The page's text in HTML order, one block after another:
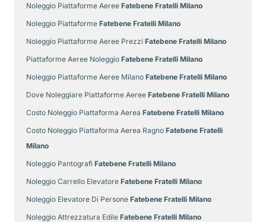
Noleggio Piattaforme Aeree Fatebene Fratelli Milano
Noleggio Piattaforme Fatebene Fratelli Milano
Noleggio Piattaforme Aeree Prezzi Fatebene Fratelli Milano
Piattaforme Aeree Noleggio Fatebene Fratelli Milano
Noleggio Piattaforme Aeree Milano Fatebene Fratelli Milano
Dove Noleggiare Piattaforme Aeree Fatebene Fratelli Milano
Costo Noleggio Piattaforma Aerea Fatebene Fratelli Milano
Costo Noleggio Piattaforma Aerea Ragno Fatebene Fratelli
Milano
Noleggio Pantografi Fatebene Fratelli Milano
Noleggio Carrello Elevatore Fatebene Fratelli Milano
Noleggio Elevatore Di Persone Fatebene Fratelli Milano
Noleggio Attrezzatura Edile Fatebene Fratelli Milano